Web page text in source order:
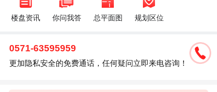
楼盘资讯 你问我答 总平面图 规划区位
0571-63595959
更加隐私安全的免费通话，任何疑问立即来电咨询！